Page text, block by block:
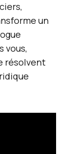
un
vous,
résolvent